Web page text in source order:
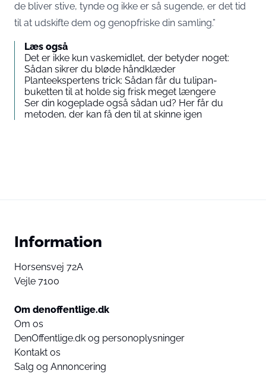
de bliver stive, tynde og ikke er så sugende, er det tid
til at udskifte dem og genopfriske din samling.”
Læs også
Det er ikke kun vaskemidlet, der betyder noget:
Sådan sikrer du bløde håndklæder
Planteekspertens trick: Sådan får du tulipan-
buketten til at holde sig frisk meget længere
Ser din kogeplade også sådan ud? Her får du
metoden, der kan få den til at skinne igen
Information
Horsensvej 72A
Vejle 7100
Om denoffentlige.dk
Om os
DenOffentlige.dk og personoplysninger
Kontakt os
Salg og Annoncering